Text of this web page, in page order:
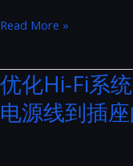
册
赏
红
大
叔
的
Read More »
优化Hi-Fi系
电源线到插